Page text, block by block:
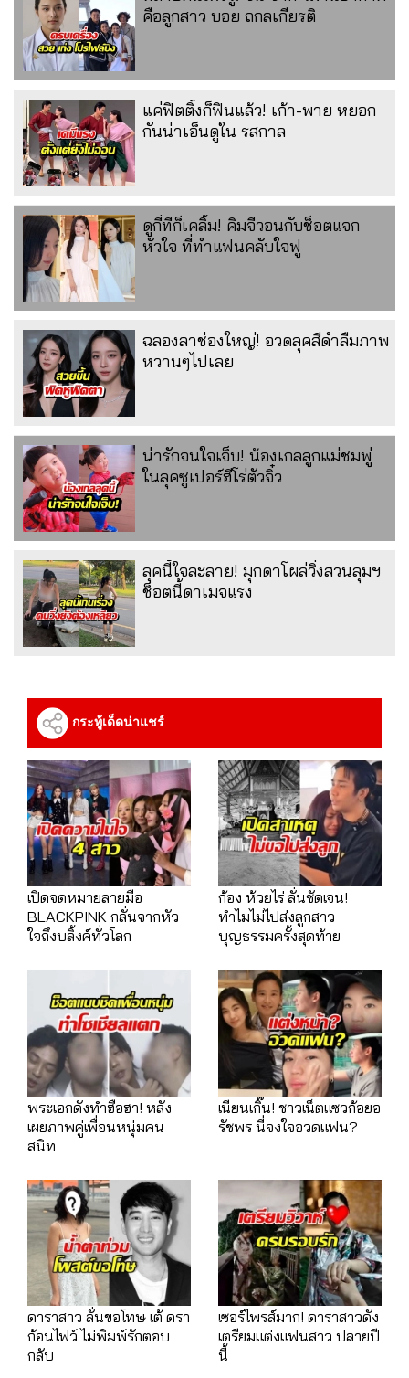
คือลูกสาว บอย ถกลเกียรติ
แค่ฟิตติ้งก็ฟินแล้ว! เก้า-พาย หยอก
กันน่าเอ็นดูใน รสกาล
ดูกี่ทีก็เคลิ้ม! คิมจีวอนกับช็อตแจก
หัวใจ ที่ทำแฟนคลับใจฟู
ฉลองลาช่องใหญ่! อวดลุคสีดำลืมภาพ
หวานๆไปเลย
น่ารักจนใจเจ็บ! น้องเกลลูกแม่ชมพู่
ในลุคซูเปอร์ฮีโร่ตัวจิ๋ว
ลุคนี้ใจละลาย! มุกดาโผล่วิ่งสวนลุมฯ
ช็อตนี้ดาเมจแรง
กระทู้เด็ดน่าแชร์
เปิดจดหมายลายมือ
BLACKPINK กลั่นจากหัว
ใจถึงบลิ้งค์ทั่วโลก
ก้อง ห้วยไร่ ลั่นชัดเจน!
ทำไมไม่ไปส่งลูกสาว
บุญธรรมครั้งสุดท้าย
พระเอกดังทำฮือฮา! หลัง
เผยภาพคู่เพื่อนหนุ่มคน
สนิท
เนียนเกิ๊น! ชาวเน็ตแซวก้อยอ
รัชพร นี่จงใจอวดแฟน?
ดาราสาว ลั่นขอโทษ เต้ ดรา
ก้อนไฟว์ ไม่พิมพ์รักตอบ
กลับ
เซอร์ไพรส์มาก! ดาราสาวดัง
เตรียมแต่งแฟนสาว ปลายปี
นี้